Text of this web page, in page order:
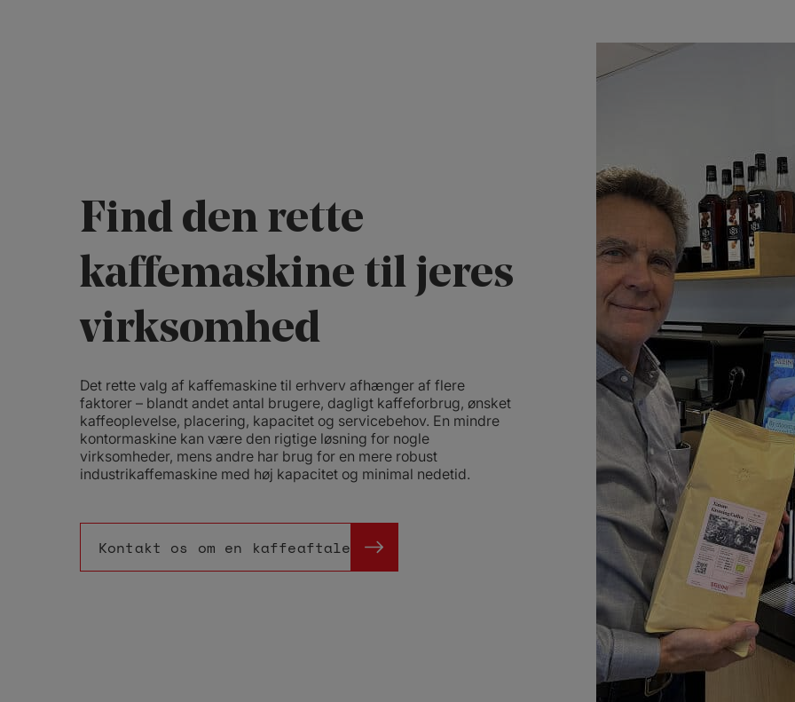
Find den rette
kaffemaskine til jeres
virksomhed
Det rette valg af kaffemaskine til erhverv afhænger af flere
faktorer – blandt andet antal brugere, dagligt kaffeforbrug, ønsket
kaffeoplevelse, placering, kapacitet og servicebehov. En mindre
kontormaskine kan være den rigtige løsning for nogle
virksomheder, mens andre har brug for en mere robust
industrikaffemaskine med høj kapacitet og minimal nedetid.
Kontakt os om en kaffeaftale